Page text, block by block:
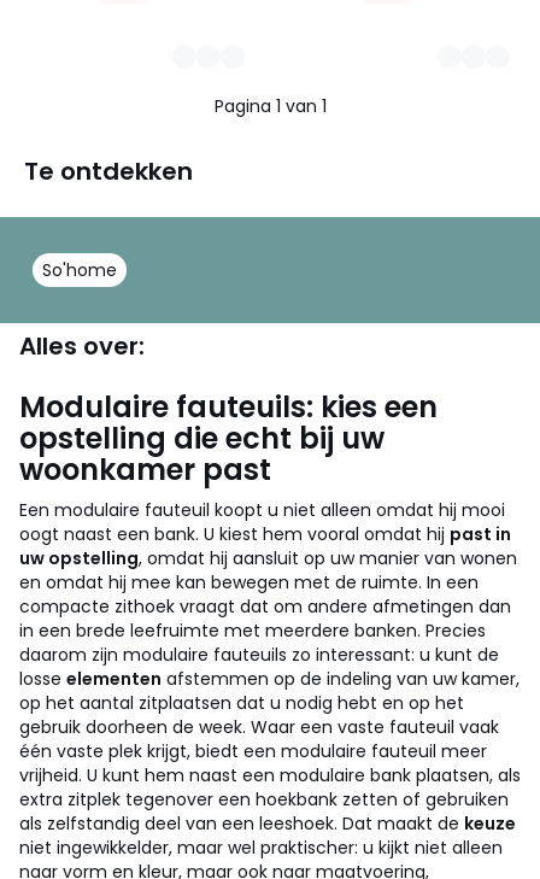
Pagina 1 van 1
Te ontdekken
So'home
Alles over:
Modulaire fauteuils: kies een
opstelling die echt bij uw
woonkamer past
Een modulaire fauteuil koopt u niet alleen omdat hij mooi
oogt naast een bank. U kiest hem vooral omdat hij past in
uw opstelling, omdat hij aansluit op uw manier van wonen
en omdat hij mee kan bewegen met de ruimte. In een
compacte zithoek vraagt dat om andere afmetingen dan
in een brede leefruimte met meerdere banken. Precies
daarom zijn modulaire fauteuils zo interessant: u kunt de
losse elementen afstemmen op de indeling van uw kamer,
op het aantal zitplaatsen dat u nodig hebt en op het
gebruik doorheen de week. Waar een vaste fauteuil vaak
één vaste plek krijgt, biedt een modulaire fauteuil meer
vrijheid. U kunt hem naast een modulaire bank plaatsen, als
extra zitplek tegenover een hoekbank zetten of gebruiken
als zelfstandig deel van een leeshoek. Dat maakt de keuze
niet ingewikkelder, maar wel praktischer: u kijkt niet alleen
naar vorm en kleur, maar ook naar maatvoering,